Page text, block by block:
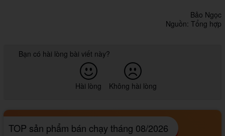
Bảo Ngọc
Nguồn: Tổng hợp
Bạn có hài lòng bài viết này?
Hài lòng Không hài lòng
TOP sản phẩm bán chạy tháng 08/2026